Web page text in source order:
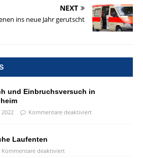
NEXT
ins neue Jahr gerutscht
und Einbruchsversuch in
2022 Kommentare deaktiviert
Laufenten
Kommentare deaktiviert